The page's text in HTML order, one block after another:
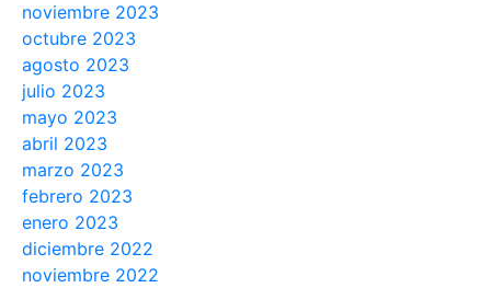
noviembre 2023
octubre 2023
agosto 2023
julio 2023
mayo 2023
abril 2023
marzo 2023
febrero 2023
enero 2023
diciembre 2022
noviembre 2022